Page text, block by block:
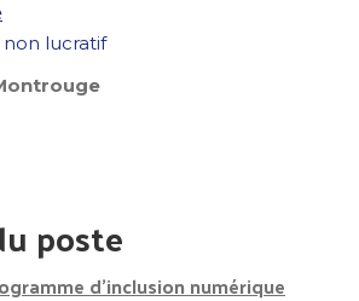
lucratif
poste
d’inclusion numérique